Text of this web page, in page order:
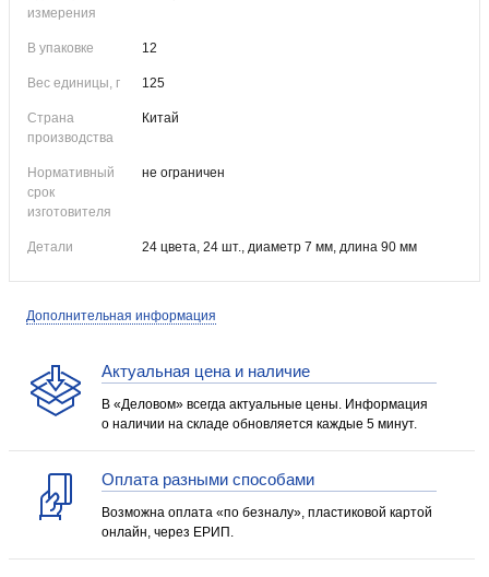
измерения
В упаковке 12
Вес единицы, г 125
Страна
производства
Китай
Нормативный
срок
изготовителя
не ограничен
Детали 24 цвета, 24 шт., диаметр 7 мм, длина 90 мм
Дополнительная информация
Актуальная цена и наличие
В «Деловом» всегда актуальные цены. Информация
о наличии на складе обновляется каждые 5 минут.
Оплата разными способами
Возможна оплата «по безналу», пластиковой картой
онлайн, через ЕРИП.